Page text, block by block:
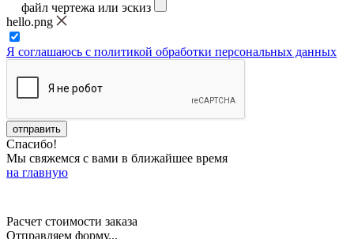
файл чертежа или эскиз
hello.png
Я соглашаюсь с политикой обработки персональных данных
Спасибо!
Мы свяжемся с вами в ближайшее время
на главную
Расчет стоимости заказа
Отправляем форму...